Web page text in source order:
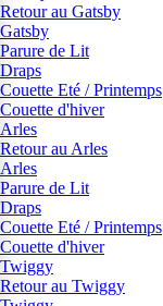
Retour au Gatsby
Gatsby
Parure de Lit
Draps
Couette Eté / Printemps
Couette d'hiver
Arles
Retour au Arles
Arles
Parure de Lit
Draps
Couette Eté / Printemps
Couette d'hiver
Twiggy
Retour au Twiggy